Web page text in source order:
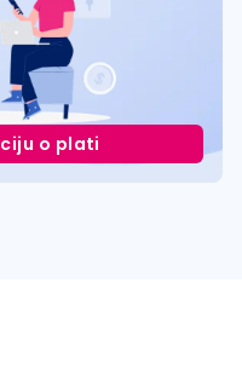
o plati